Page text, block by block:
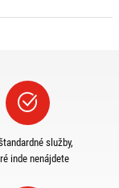
služby,
inde nenájdete